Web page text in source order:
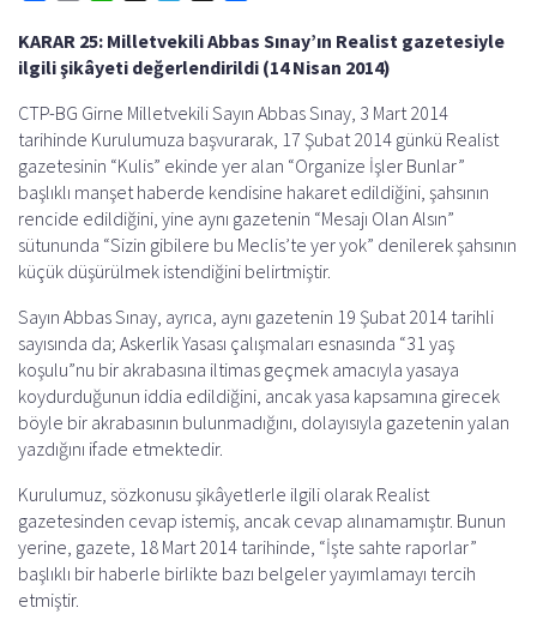
c
e
b
o
o
k
a
i
l
a
t
s
A
p
p
l
e
g
r
a
m
r
e
a
d
s
a
r
e
KARAR 25: Milletvekili Abbas Sınay’ın Realist gazetesiyle
ilgili şikâyeti değerlendirildi (14 Nisan 2014)
CTP-BG Girne Milletvekili Sayın Abbas Sınay, 3 Mart 2014
tarihinde Kurulumuza başvurarak, 17 Şubat 2014 günkü Realist
gazetesinin “Kulis” ekinde yer alan “Organize İşler Bunlar”
başlıklı manşet haberde kendisine hakaret edildiğini, şahsının
rencide edildiğini, yine aynı gazetenin “Mesajı Olan Alsın”
sütununda “Sizin gibilere bu Meclis’te yer yok” denilerek şahsının
küçük düşürülmek istendiğini belirtmiştir.
Sayın Abbas Sınay, ayrıca, aynı gazetenin 19 Şubat 2014 tarihli
sayısında da; Askerlik Yasası çalışmaları esnasında “31 yaş
koşulu”nu bir akrabasına iltimas geçmek amacıyla yasaya
koydurduğunun iddia edildiğini, ancak yasa kapsamına girecek
böyle bir akrabasının bulunmadığını, dolayısıyla gazetenin yalan
yazdığını ifade etmektedir.
Kurulumuz, sözkonusu şikâyetlerle ilgili olarak Realist
gazetesinden cevap istemiş, ancak cevap alınamamıştır. Bunun
yerine, gazete, 18 Mart 2014 tarihinde, “İşte sahte raporlar”
başlıklı bir haberle birlikte bazı belgeler yayımlamayı tercih
etmiştir.